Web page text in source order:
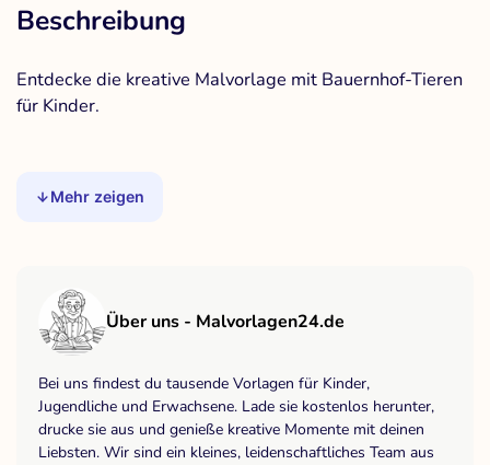
Beschreibung
Entdecke die kreative Malvorlage mit Bauernhof-Tieren
für Kinder.
Mehr zeigen
Über uns - Malvorlagen24.de
Bei uns findest du tausende Vorlagen für Kinder,
Jugendliche und Erwachsene. Lade sie kostenlos herunter,
drucke sie aus und genieße kreative Momente mit deinen
Liebsten. Wir sind ein kleines, leidenschaftliches Team aus